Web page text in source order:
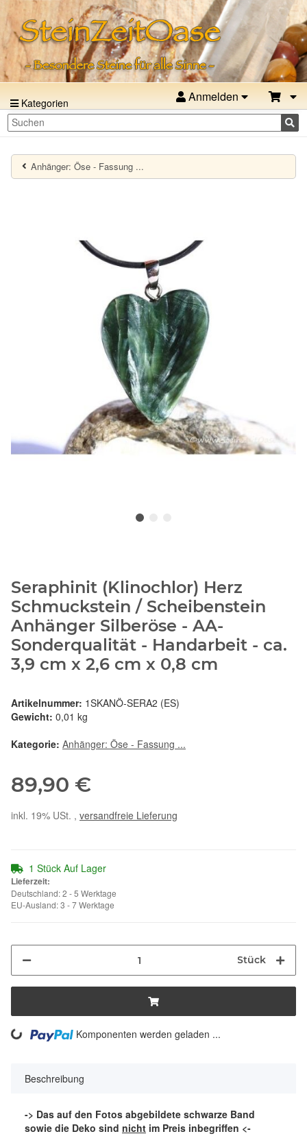
Kategorien Anmelden
Anhänger: Öse - Fassung ...
Seraphinit (Klinochlor) Herz
Schmuckstein / Scheibenstein
Anhänger Silberöse - AA-
Sonderqualität - Handarbeit - ca.
3,9 cm x 2,6 cm x 0,8 cm
Artikelnummer: 1SKANÖ-SERA2 (ES)
Gewicht: 0,01 kg
Kategorie: Anhänger: Öse - Fassung ...
89,90 €
inkl. 19% USt. , versandfreie Lieferung
1 Stück Auf Lager
Lieferzeit:
Deutschland: 2 - 5 Werktage
EU-Ausland: 3 - 7 Werktage
Stück
Komponenten werden geladen ...
Beschreibung
-> Das auf den Fotos abgebildete schwarze Band
sowie die Deko sind nicht im Preis inbegriffen <-